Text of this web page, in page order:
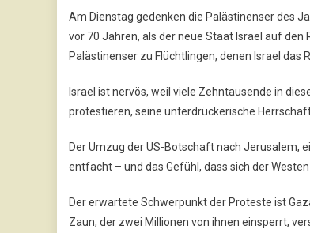
Am Dienstag gedenken die Palästinenser des
vor 70 Jahren, als der neue Staat Israel auf
Palästinenser zu Flüchtlingen, denen Israel das
Israel ist nervös, weil viele Zehntausende in
protestieren, seine unterdrückerische
Der Umzug der US-Botschaft nach Jerusalem,
entfacht – und das Gefühl, dass sich der
Der erwartete Schwerpunkt der Proteste ist
Zaun, der zwei Millionen von ihnen einsperrt,